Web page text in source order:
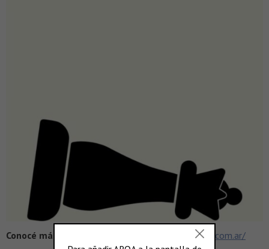
Conocé más en > https://www.eliconodelasemana.com.ar/